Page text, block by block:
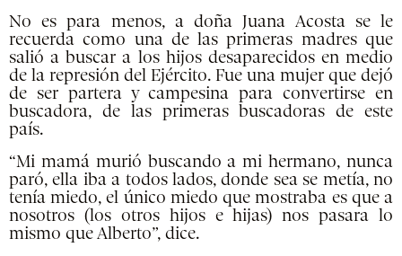
No es para menos, a doña Juana Acosta se le
recuerda como una de las primeras madres que
salió a buscar a los hijos desaparecidos en medio
de la represión del Ejército. Fue una mujer que dejó
de ser partera y campesina para convertirse en
buscadora, de las primeras buscadoras de este
país.
“Mi mamá murió buscando a mi hermano, nunca
paró, ella iba a todos lados, donde sea se metía, no
tenía miedo, el único miedo que mostraba es que a
nosotros (los otros hijos e hijas) nos pasara lo
mismo que Alberto”, dice.